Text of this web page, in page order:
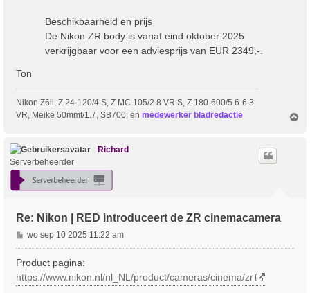
Beschikbaarheid en prijs
De Nikon ZR body is vanaf eind oktober 2025
verkrijgbaar voor een adviesprijs van EUR 2349,-.
Ton
Nikon Z6ii, Z 24-120/4 S, Z MC 105/2.8 VR S, Z 180-600/5.6-6.3
VR, Meike 50mmf/1.7, SB700; en medewerker bladredactie
Richard
Serverbeheerder
Re: Nikon | RED introduceert de ZR cinemacamera
B
e
r
c
wo sep 10 2025 11:22 am
Product pagina:
https://www.nikon.nl/nl_NL/product/cameras/cinema/zr